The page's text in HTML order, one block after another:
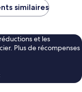
de
similaires
et les
Plus de récompenses